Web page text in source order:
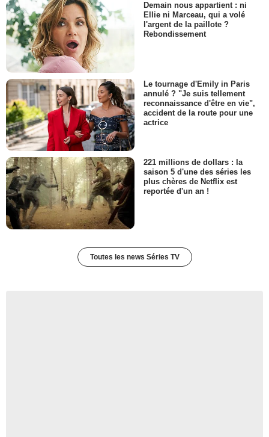
Demain nous appartient : ni
Ellie ni Marceau, qui a volé
l'argent de la paillote ?
Rebondissement
Le tournage d'Emily in Paris
annulé ? "Je suis tellement
reconnaissance d'être en vie",
accident de la route pour une
actrice
221 millions de dollars : la
saison 5 d'une des séries les
plus chères de Netflix est
reportée d'un an !
Toutes les news Séries TV